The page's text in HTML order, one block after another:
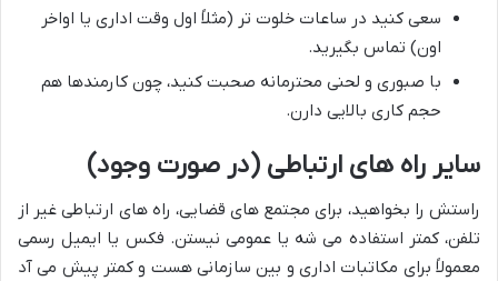
سعی کنید در ساعات خلوت تر (مثلاً اول وقت اداری یا اواخر
اون) تماس بگیرید.
با صبوری و لحنی محترمانه صحبت کنید، چون کارمندها هم
حجم کاری بالایی دارن.
سایر راه های ارتباطی (در صورت وجود)
راستش را بخواهید، برای مجتمع های قضایی، راه های ارتباطی غیر از
تلفن، کمتر استفاده می شه یا عمومی نیستن. فکس یا ایمیل رسمی
معمولاً برای مکاتبات اداری و بین سازمانی هست و کمتر پیش می آد